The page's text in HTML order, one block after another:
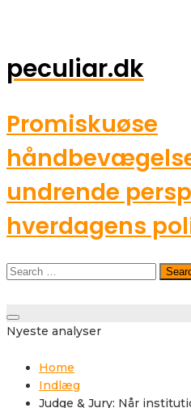
peculiar.dk
Promiskuøse
undrende
hverdagens
Search
Toggle
navigation
Nyeste analyser
Home
Indlæg
Judge & Jury: Når